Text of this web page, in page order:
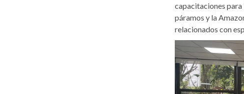
capacitaciones
páramos y la
relacionados con